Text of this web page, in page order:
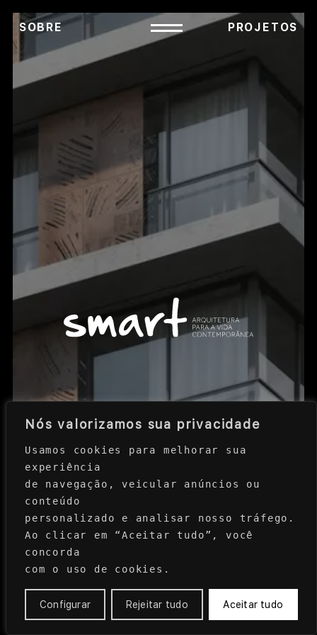
Nós valorizamos sua privacidade
Usamos cookies para melhorar sua
experiência
de navegação, veicular anúncios ou
conteúdo
Ao clicar em “Aceitar tudo”, você
concorda
com o uso de cookies.
Configurar Rejeitar tudo Aceitar tudo
SOBRE PROJETOS
CONTEÚDOS CONTATO
Conheça a Smart
NÚCLEOS
PRÊMIOS
CONTEÚDOS E
NOVIDADES
SMART ACADÊMICO
Projetos
TODOS OS PROJETOS
NÚCLEO DE
INCORPORAÇÃO
NÚCLEO DE PROJETOS
Contato
INICIE UMA CONVERSA
TRABALHE CONOSCO SEJA NOSSO PARCEIRO